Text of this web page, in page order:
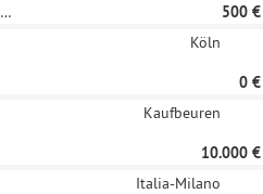
Tennis, Ping Pong, Squash, Racketlon, Badminton
500 €
Köln
0 €
Kaufbeuren
10.000 €
Italia-Milano